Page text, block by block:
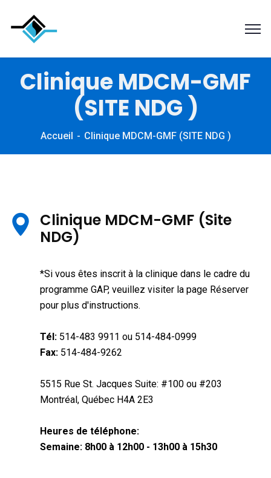
Clinique MDCM-GMF
(SITE NDG )
Accueil Clinique MDCM-GMF (SITE NDG )
Clinique MDCM-GMF (Site
NDG)
*Si vous êtes inscrit à la clinique dans le cadre du
programme GAP, veuillez visiter la page Réserver
pour plus d'instructions.
Tél: 514-483 9911 ou 514-484-0999
Fax: 514-484-9262
5515 Rue St. Jacques Suite: #100 ou #203
Montréal, Québec H4A 2E3
Heures de téléphone:
Semaine: 8h00 à 12h00 - 13h00 à 15h30